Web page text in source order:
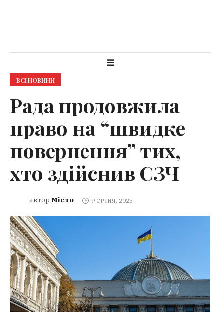
ВСІ НОВИНИ
Рада продовжила
право на “швидке
повернення” тих,
хто здійснив СЗЧ
автор Місто 9 СІЧНЯ, 2025